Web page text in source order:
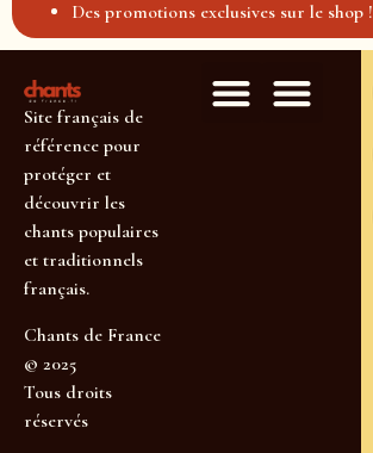
Des promotions exclusives sur le shop !
Site français de
référence pour
protéger et
découvrir les
chants populaires
et traditionnels
français.
Chants de France
© 2025
Tous droits
réservés